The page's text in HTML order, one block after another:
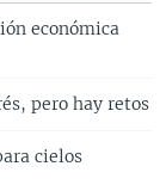
económica
pero hay retos
cielos